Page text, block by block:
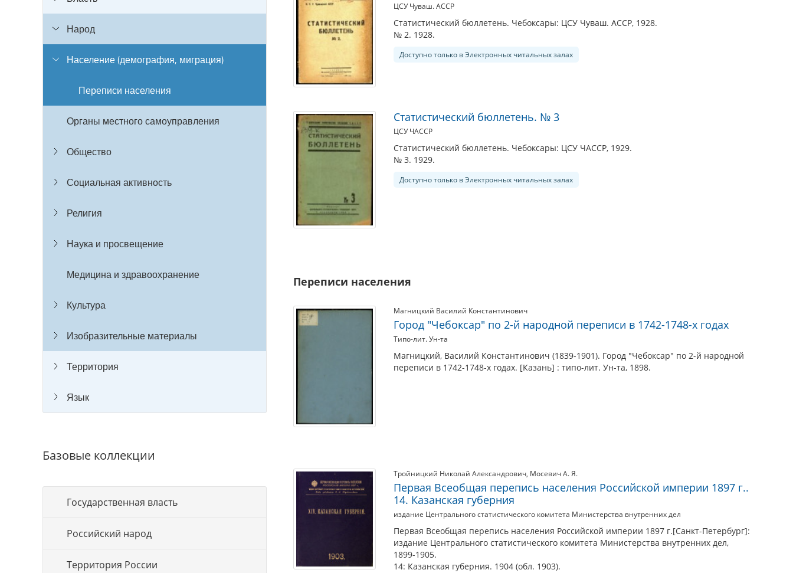
Народ
Население (демография, миграция)
Переписи населения
Органы местного самоуправления
Общество
Социальная активность
Религия
Наука и просвещение
Медицина и здравоохранение
Культура
Изобразительные материалы
Территория
Язык
Базовые коллекции
Государственная власть
Российский народ
Территория России
ЦСУ Чуваш. АССР
Статистический бюллетень. Чебоксары: ЦСУ Чуваш. АССР, 1928.
№ 2. 1928.
Доступно только в Электронных читальных залах
Статистический бюллетень. № 3
ЦСУ ЧАССР
Статистический бюллетень. Чебоксары: ЦСУ ЧАССР, 1929.
№ 3. 1929.
Доступно только в Электронных читальных залах
Переписи населения
Магницкий Василий Константинович
Город "Чебоксар" по 2-й народной переписи в 1742-1748-х годах
Типо-лит. Ун-та
Магницкий, Василий Константинович (1839-1901). Город "Чебоксар" по 2-й народной
переписи в 1742-1748-х годах. [Казань] : типо-лит. Ун-та, 1898.
Тройницкий Николай Александрович, Мосевич А. Я.
Первая Всеобщая перепись населения Российской империи 1897 г..
14. Казанская губерния
издание Центрального статистического комитета Министерства внутренних дел
Первая Всеобщая перепись населения Российской империи 1897 г.[Санкт-Петербург]:
издание Центрального статистического комитета Министерства внутренних дел,
1899-1905.
14: Казанская губерния. 1904 (обл. 1903).